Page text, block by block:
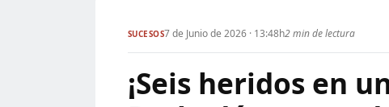
SUCESOS7 de Junio de 2026 · 13:48h2 min de lectura
¡Seis heridos en